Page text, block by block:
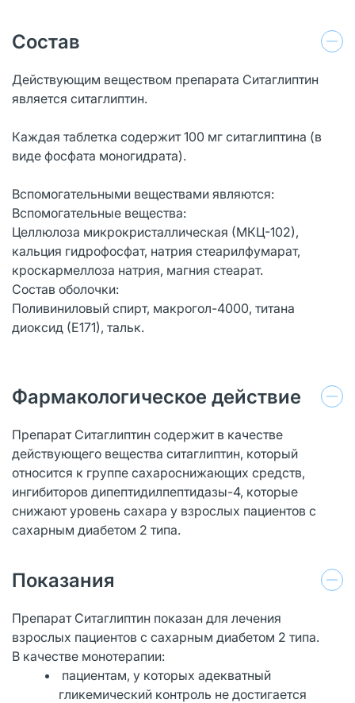
Состав
Действующим веществом препарата Ситаглиптин
является cитаглиптин.
Каждая таблетка содержит 100 мг cитаглиптина (в
виде фосфата моногидрата).
Вспомогательными веществами являются:
Вспомогательные вещества:
Целлюлоза микрокристаллическая (МКЦ-102),
кальция гидрофосфат, натрия стеарилфумарат,
кроскармеллоза натрия, магния стеарат.
Состав оболочки:
Поливиниловый спирт, макрогол-4000, титана
диоксид (Е171), тальк.
Фармакологическое действие
Препарат Ситаглиптин содержит в качестве
действующего вещества ситаглиптин, который
относится к группе сахароснижающих средств,
ингибиторов дипептидилпептидазы-4, которые
снижают уровень сахара у взрослых пациентов с
сахарным диабетом 2 типа.
Показания
Препарат Ситаглиптин показан для лечения
взрослых пациентов с сахарным диабетом 2 типа.
В качестве монотерапии:
пациентам, у которых адекватный
гликемический контроль не достигается